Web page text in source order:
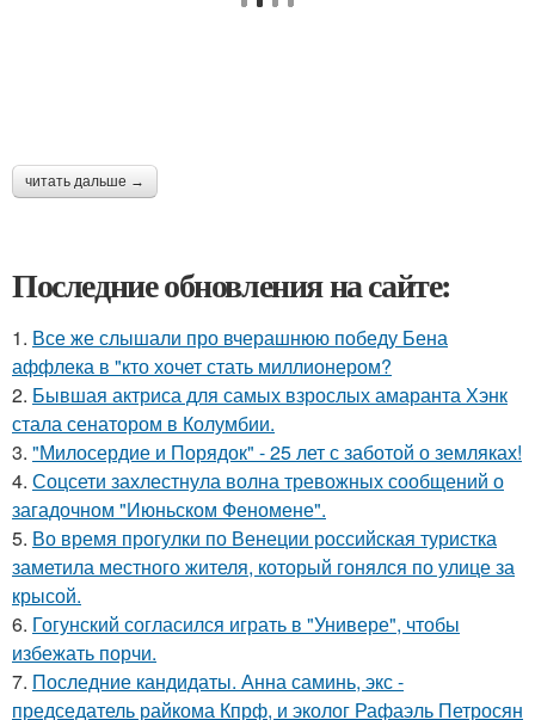
читать дальше →
Последние обновления на сайте:
1. Все же слышали про вчерашнюю победу Бена
аффлека в "кто хочет стать миллионером?
2. Бывшая актриса для самых взрослых амаранта Хэнк
стала сенатором в Колумбии.
3. "Милосердие и Порядок" - 25 лет с заботой о земляках!
4. Соцсети захлестнула волна тревожных сообщений о
загадочном "Июньском Феномене".
5. Во время прогулки по Венеции российская туристка
заметила местного жителя, который гонялся по улице за
крысой.
6. Гогунский согласился играть в "Универе", чтобы
избежать порчи.
7. Последние кандидаты. Анна саминь, экс -
председатель райкома Кпрф, и эколог Рафаэль Петросян